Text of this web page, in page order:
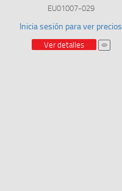
EU01007-029
Inicia sesión para ver precios
Ver detalles